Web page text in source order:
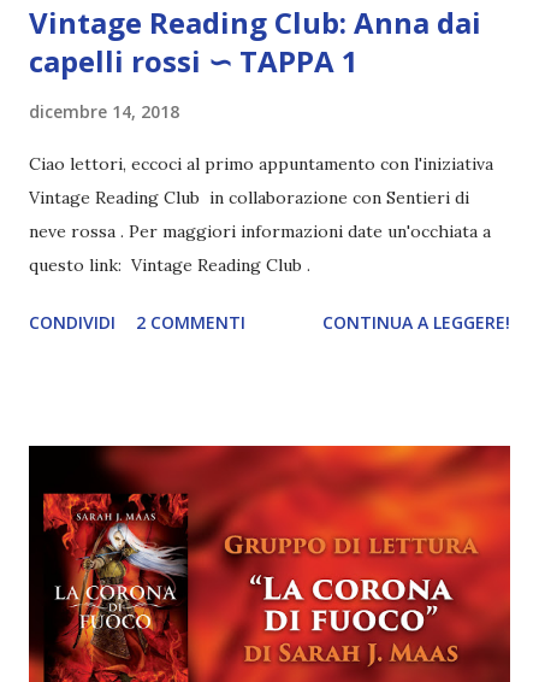
Vintage Reading Club: Anna dai
capelli rossi ∽ TAPPA 1
dicembre 14, 2018
Ciao lettori, eccoci al primo appuntamento con l'iniziativa
Vintage Reading Club in collaborazione con Sentieri di
neve rossa . Per maggiori informazioni date un'occhiata a
questo link: Vintage Reading Club .
CONDIVIDI 2 COMMENTI CONTINUA A LEGGERE!